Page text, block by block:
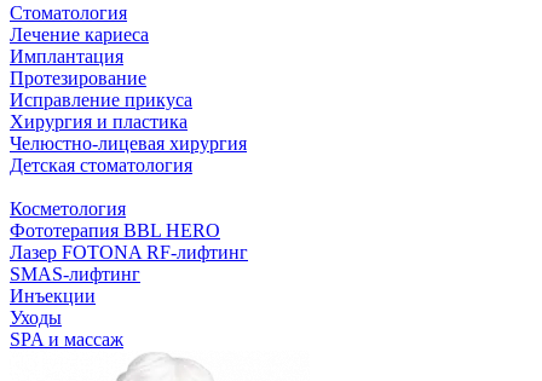
Стоматология
Лечение кариеса
Имплантация
Протезирование
Исправление прикуса
Хирургия и пластика
Челюстно-лицевая хирургия
Детская стоматология
Косметология
Фототерапия BBL HERO
Лазер FOTONA RF-лифтинг
SMAS-лифтинг
Инъекции
Уходы
SPA и массаж